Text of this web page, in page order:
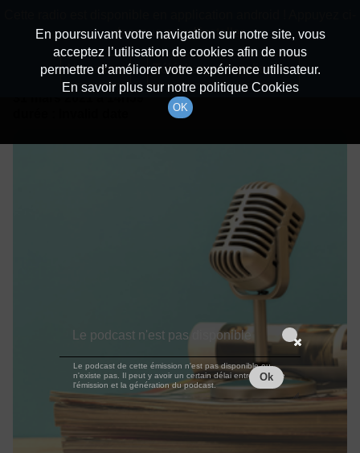
Détails De L'épisode
à 14h59
En poursuivant votre navigation sur notre site, vous
acceptez l’utilisation de cookies afin de nous
permettre d’améliorer votre expérience utilisateur.
En savoir plus sur notre politique Cookies
OK
dessous pour l'installer.
Non merci Télécharger l'application
Le podcast n'est pas disponible
Le podcast de cette émission n'est pas disponible ou
n'existe pas. Il peut y avoir un certain délai entre la fin de
l'émission et la génération du podcast.
Ok